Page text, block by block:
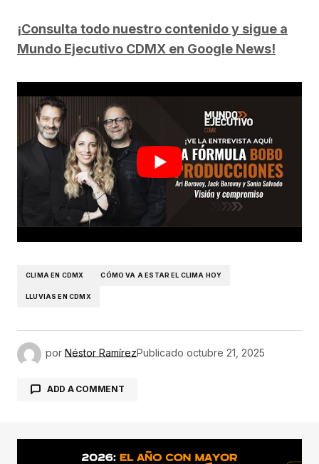
¡Consulta todo nuestro contenido y sigue a
Mundo Ejecutivo CDMX en Google News!
CLIMA EN CDMX CÓMO VA A ESTAR EL CLIMA HOY
LLUVIAS EN CDMX
por Néstor RamírezPublicado octubre 21, 2025
ADD A COMMENT
conectado